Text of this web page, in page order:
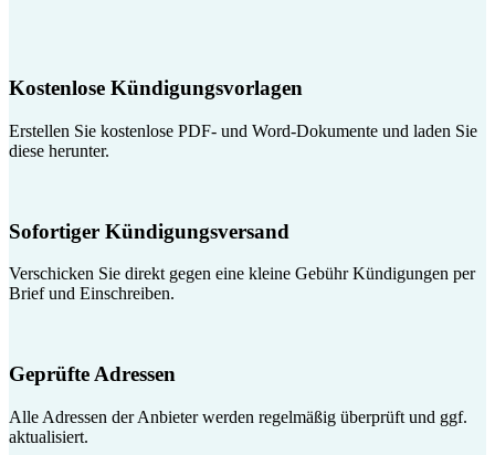
Kostenlose Kündigungsvorlagen
Erstellen Sie kostenlose PDF- und Word-Dokumente und laden Sie
diese herunter.
Sofortiger Kündigungsversand
Verschicken Sie direkt gegen eine kleine Gebühr Kündigungen per
Brief und Einschreiben.
Geprüfte Adressen
Alle Adressen der Anbieter werden regelmäßig überprüft und ggf.
aktualisiert.